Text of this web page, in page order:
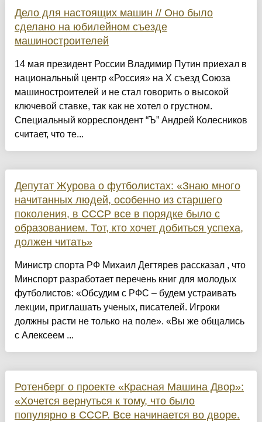
Дело для настоящих машин // Оно было
сделано на юбилейном съезде
машиностроителей
14 мая президент России Владимир Путин приехал в
национальный центр «Россия» на Х съезд Союза
машиностроителей и не стал говорить о высокой
ключевой ставке, так как не хотел о грустном.
Специальный корреспондент “Ъ” Андрей Колесников
считает, что те...
Депутат Журова о футболистах: «Знаю много
начитанных людей, особенно из старшего
поколения, в СССР все в порядке было с
образованием. Тот, кто хочет добиться успеха,
должен читать»
Министр спорта РФ Михаил Дегтярев рассказал , что
Минспорт разработает перечень книг для молодых
футболистов: «Обсудим с РФС – будем устраивать
лекции, приглашать ученых, писателей. Игроки
должны расти не только на поле». «Вы же общались
с Алексеем ...
Ротенберг о проекте «Красная Машина Двор»:
«Хочется вернуться к тому, что было
популярно в СССР. Все начинается во дворе.